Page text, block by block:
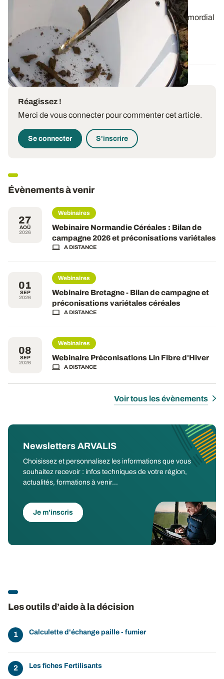
Mesurer les reliquats azotés en sortie d'hiver est primordial
afin d'ajuster au mieux le...
18 JANV. 2024
Réagissez !
Merci de vous connecter pour commenter cet article.
Se connecter S'inscrire
Évènements à venir
27
AOÛ
2026
Webinaires
Webinaire Normandie Céréales : Bilan de
campagne 2026 et préconisations variétales
A DISTANCE
01
SEP
2026
Webinaires
Webinaire Bretagne - Bilan de campagne et
préconisations variétales céréales
A DISTANCE
08
SEP
2026
Webinaires
Webinaire Préconisations Lin Fibre d'Hiver
A DISTANCE
Voir tous les évènements
Newsletters ARVALIS
Choisissez et personnalisez les informations que vous
souhaitez recevoir : infos techniques de votre région,
actualités, formations à venir...
Je m'inscris
Les outils d’aide à la décision
Calculette d'échange paille - fumier
Les fiches Fertilisants